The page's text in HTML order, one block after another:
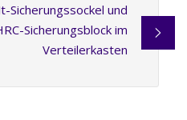
Sicherungssockel und
Sicherungsblock im
Verteilerkasten